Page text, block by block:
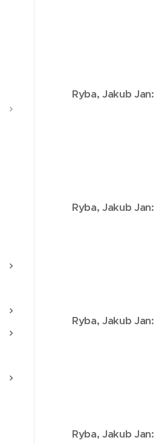
Ryba, Jakub Jan:
Ryba, Jakub Jan:
Ryba, Jakub Jan:
Ryba, Jakub Jan: